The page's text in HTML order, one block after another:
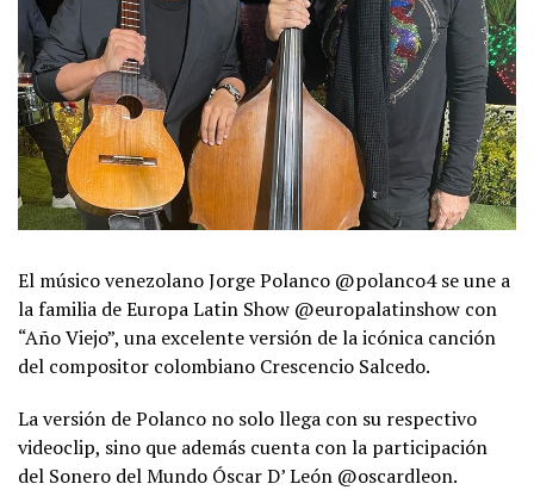
El músico venezolano Jorge Polanco @polanco4 se une a
la familia de Europa Latin Show @europalatinshow con
“Año Viejo”, una excelente versión de la icónica canción
del compositor colombiano Crescencio Salcedo.
La versión de Polanco no solo llega con su respectivo
videoclip, sino que además cuenta con la participación
del Sonero del Mundo Óscar D’ León @oscardleon.